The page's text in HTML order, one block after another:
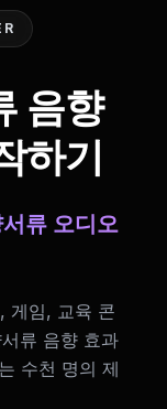
음향
하기
류 오디오
게임, 교육 콘
류 음향 효과
수천 명의 제